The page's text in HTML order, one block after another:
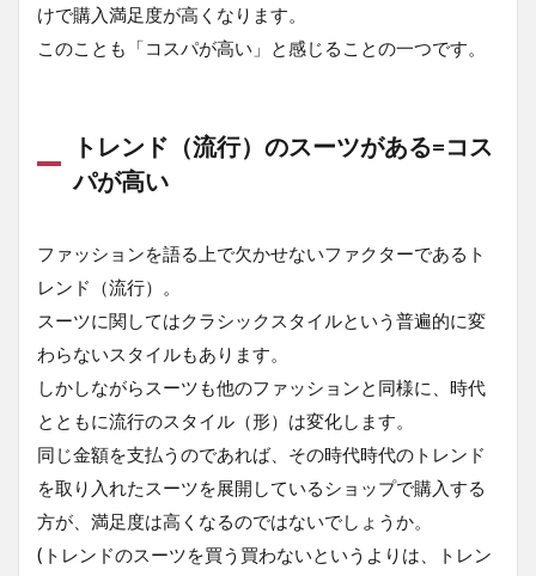
ットの
（シル
＝
2LINE
め
けで購入満足度が高くなります。
このことも「コスパが高い」と感じることの一つです。
トレンド（流行）のスーツがある=コス
パが高い
ファッションを語る上で欠かせないファクターであるト
レンド（流行）。
スーツに関してはクラシックスタイルという普遍的に変
わらないスタイルもあります。
しかしながらスーツも他のファッションと同様に、時代
とともに流行のスタイル（形）は変化します。
同じ金額を支払うのであれば、その時代時代のトレンド
を取り入れたスーツを展開しているショップで購入する
方が、満足度は高くなるのではないでしょうか。
(トレンドのスーツを買う買わないというよりは、トレン